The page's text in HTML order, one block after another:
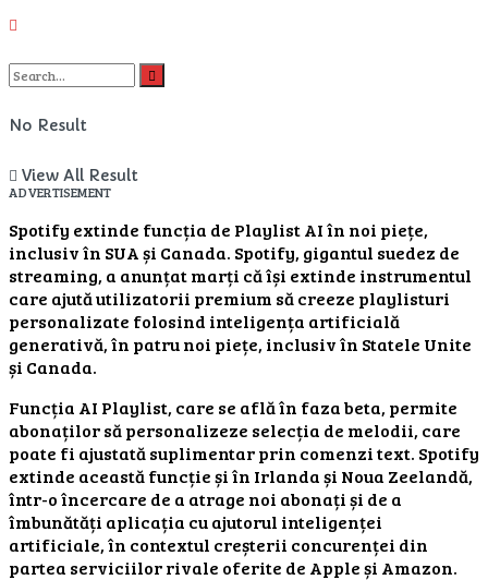
No Result
View All Result
ADVERTISEMENT
Spotify extinde funcția de Playlist AI în noi piețe,
inclusiv în SUA și Canada. Spotify, gigantul suedez de
streaming, a anunțat marți că își extinde instrumentul
care ajută utilizatorii premium să creeze playlisturi
personalizate folosind inteligența artificială
generativă, în patru noi piețe, inclusiv în Statele Unite
și Canada.
Funcția AI Playlist, care se află în faza beta, permite
abonaților să personalizeze selecția de melodii, care
poate fi ajustată suplimentar prin comenzi text. Spotify
extinde această funcție și în Irlanda și Noua Zeelandă,
într-o încercare de a atrage noi abonați și de a
îmbunătăți aplicația cu ajutorul inteligenței
artificiale, în contextul creșterii concurenței din
partea serviciilor rivale oferite de Apple și Amazon.